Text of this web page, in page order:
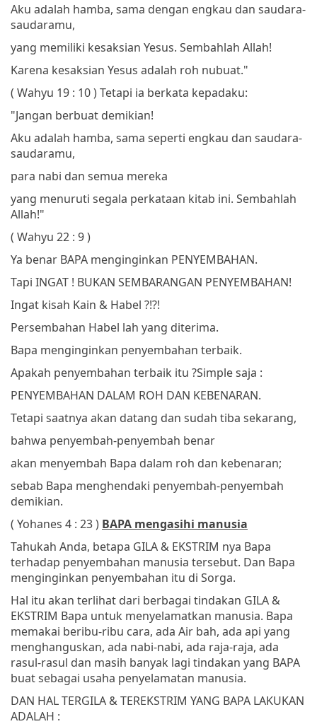
Aku adalah hamba, sama dengan engkau dan saudara-
saudaramu,
yang memiliki kesaksian Yesus. Sembahlah Allah!
Karena kesaksian Yesus adalah roh nubuat."
( Wahyu 19 : 10 )Tetapi ia berkata kepadaku:
"Jangan berbuat demikian!
Aku adalah hamba, sama seperti engkau dan saudara-
saudaramu,
para nabi dan semua mereka
yang menuruti segala perkataan kitab ini. Sembahlah
Allah!"
( Wahyu 22 : 9 )
Ya benar BAPA menginginkan PENYEMBAHAN.
Tapi INGAT ! BUKAN SEMBARANGAN PENYEMBAHAN!
Ingat kisah Kain & Habel ?!?!
Persembahan Habel lah yang diterima.
Bapa menginginkan penyembahan terbaik.
Apakah penyembahan terbaik itu ?Simple saja :
PENYEMBAHAN DALAM ROH DAN KEBENARAN.
Tetapi saatnya akan datang dan sudah tiba sekarang,
bahwa penyembah-penyembah benar
akan menyembah Bapa dalam roh dan kebenaran;
sebab Bapa menghendaki penyembah-penyembah
demikian.
( Yohanes 4 : 23 ) BAPA mengasihi manusia
Tahukah Anda, betapa GILA & EKSTRIM nya Bapa
terhadap penyembahan manusia tersebut. Dan Bapa
menginginkan penyembahan itu di Sorga.
Hal itu akan terlihat dari berbagai tindakan GILA &
EKSTRIM Bapa untuk menyelamatkan manusia. Bapa
memakai beribu-ribu cara, ada Air bah, ada api yang
menghanguskan, ada nabi-nabi, ada raja-raja, ada
rasul-rasul dan masih banyak lagi tindakan yang BAPA
buat sebagai usaha penyelamatan manusia.
DAN HAL TERGILA & TEREKSTRIM YANG BAPA LAKUKAN
ADALAH :